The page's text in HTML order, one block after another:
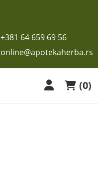
(0)
+381 64 659 69 56
online@apotekaherba.rs